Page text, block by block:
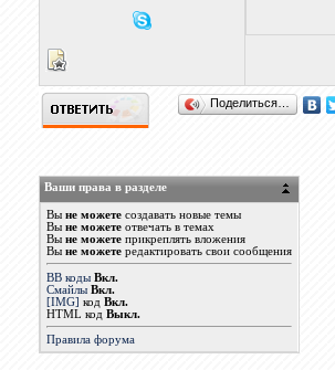
Поделиться…
Ваши права в разделе
Вы не можетесоздавать новые темы
Вы не можетеотвечать в темах
Вы не можетеприкреплять вложения
Вы не можетередактировать свои сообщения
BB коды Вкл.
Смайлы Вкл.
[IMG] код Вкл.
HTML код Выкл.
Правила форума